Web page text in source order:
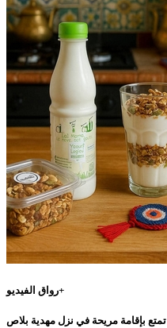
رواق الفيديو+
تمتع بإقامة مريحة في نزل مهدية بلاص